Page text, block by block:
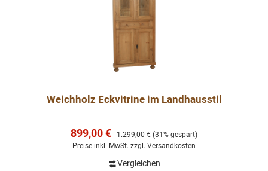
Weichholz Eckvitrine im Landhausstil
Verkaufspreis:
899,00 € Regulärer Preis:
1.299,00 € (31% gespart)
Preise inkl. MwSt. zzgl. Versandkosten
Vergleichen